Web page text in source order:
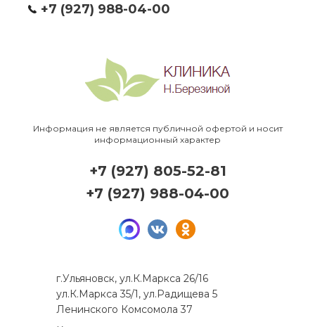
+7 (927) 988-04-00
Информация не является публичной офертой и носит
информационный характер
г.Ульяновск, ул.К.Маркса 26/16
ул.К.Маркса 35/1, ул.Радищева 5
Ленинского Комсомола 37
+7 (927) 805-52-81
+7 (927) 988-04-00